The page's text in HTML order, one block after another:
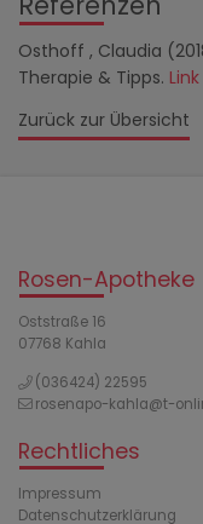
Zurück zur Übersicht
Osthoff , Claudia
Therapie & Tipps. Link
Rosen-Apotheke
Oststraße 16
07768 Kahla
(036424) 22595
rosenapo-kahla@t-
Rechtliches
Impressum
Datenschutzerklärung